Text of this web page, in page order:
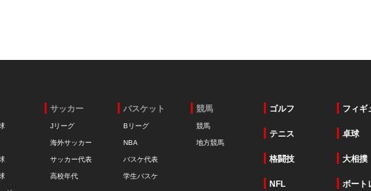
サッカー
Jリーグ
海外サッカー
サッカー代表
高校年代
バスケット
Bリーグ
NBA
バスケ代表
学生バスケ
競馬
競馬
地方競馬
ゴルフ フィギ
テニス 卓球
格闘技 大相撲
NFL ボート